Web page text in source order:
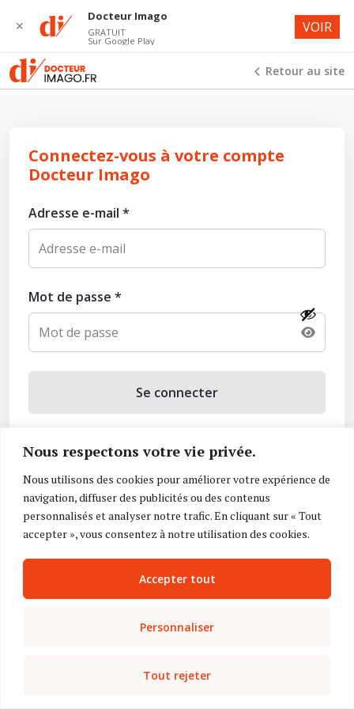
Nous respectons votre vie privée.
Nous utilisons des cookies pour améliorer votre expérience de
navigation, diffuser des publicités ou des contenus
personnalisés et analyser notre trafic. En cliquant sur « Tout
accepter », vous consentez à notre utilisation des cookies.
Personnaliser
Tout rejeter
Accepter tout
Retour au site
Connectez-vous à votre compte
Docteur Imago
Adresse e-mail *
Mot de passe *
Se connecter
Mot de passe oublié ?
Vous n’avez pas de compte ? Inscrivez-vous
✕
Docteur Imago
GRATUIT
Sur Google Play
VOIR